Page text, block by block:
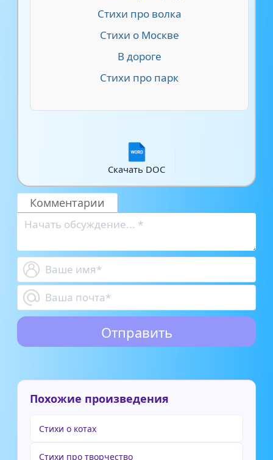
Стихи про волка
Стихи о Москве
В дороге
Стихи про парк
Скачать DOC
Комментарии
Похожие произведения
Стихи о котах
Стихи про творчество